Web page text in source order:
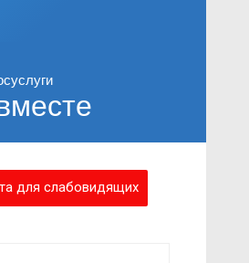
для слабовидящих